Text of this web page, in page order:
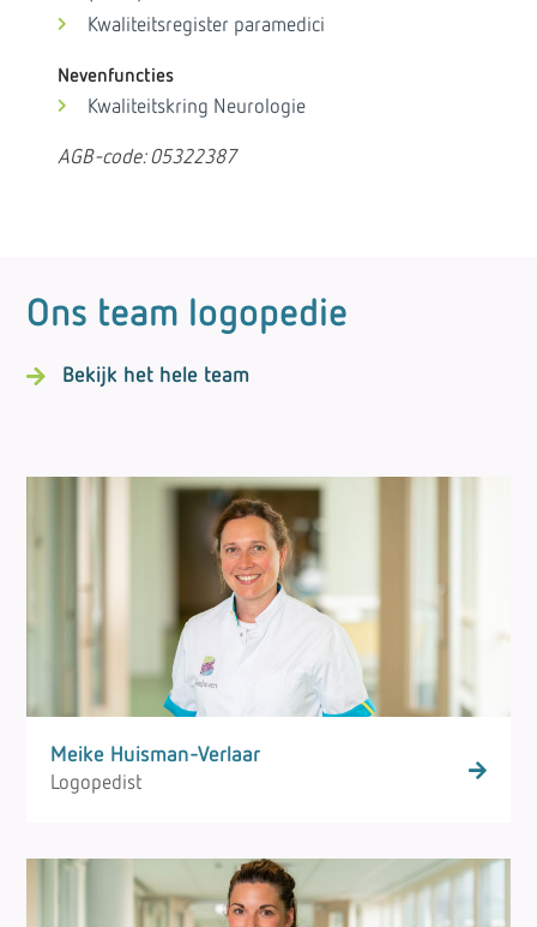
Kwaliteitsregister paramedici
Nevenfuncties
Kwaliteitskring Neurologie
AGB-code: 05322387
Ons team logopedie
Bekijk het hele team
Meike Huisman-Verlaar
Logopedist